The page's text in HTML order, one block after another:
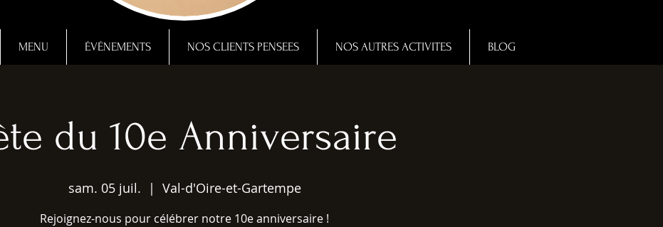
MENU ÉVÉNEMENTS NOS CLIENTS PENSEES NOS AUTRES ACTIVITES BLOG
du 10e Anniversaire
sam. 05 juil.
  |
Val-d'Oire-et-Gartempe
Rejoignez-nous pour célébrer notre 10e anniversaire !